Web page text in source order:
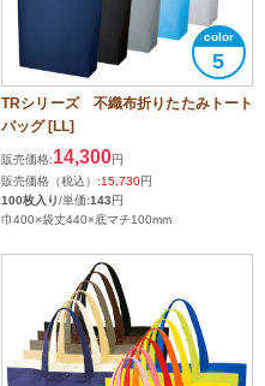
5
TRシリーズ 不織布折りたたみトート
バッグ [LL]
販売価格:14,300円
販売価格（税込）:15,730円
100枚入り/単価:143円
巾400×袋丈440×底マチ100mm